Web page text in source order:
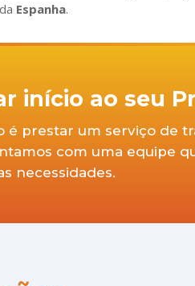
Espanha.
início ao seu
é prestar um serviço de
com uma equipe
necessidades.